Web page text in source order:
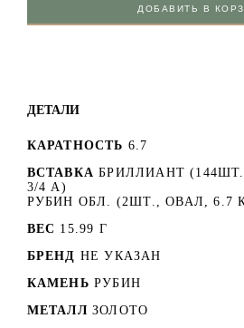
ДОБАВИТЬ В
ДЕТАЛИ
КАРАТНОСТЬ 6.7
ВСТАВКА БРИЛЛИАНТ
3/4 А)
РУБИН ОБЛ. (2ШТ., ОВАЛ, 6.7
ВЕС 15.99 Г
БРЕНД НЕ УКАЗАН
КАМЕНЬ РУБИН
МЕТАЛЛ ЗОЛОТО